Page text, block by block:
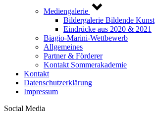
Mediengalerie
Bildergalerie Bildende Kunst
Eindrücke aus 2020 & 2021
Biagio-Marini-Wettbewerb
Allgemeines
Partner & Förderer
Kontakt Sommerakademie
Kontakt
Datenschutzerklärung
Impressum
Social Media